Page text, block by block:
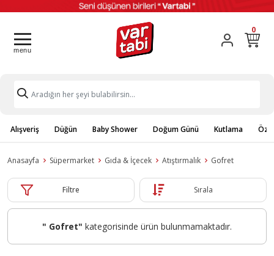
0
Alışveriş Düğün Baby Shower Doğum Günü Kutlama
Anasayfa Süpermarket Gıda & İçecek Atıştırmalık Gofret
Filtre Sırala
" Gofret" kategorisinde ürün bulunmamaktadır.